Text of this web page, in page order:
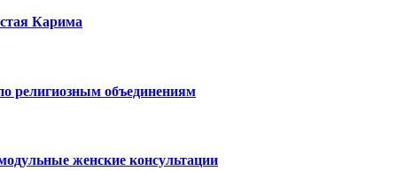
Карима
религиозным объединениям
женские консультации